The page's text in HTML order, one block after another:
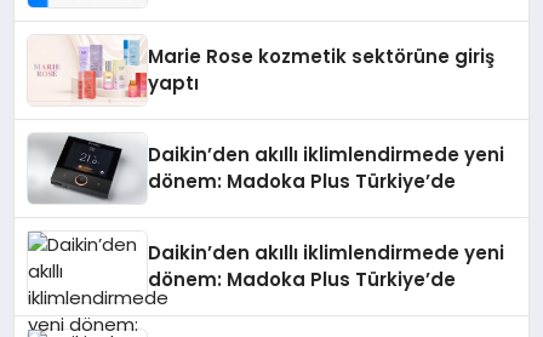
Marie Rose kozmetik sektörüne giriş
yaptı
Daikin’den akıllı iklimlendirmede yeni
dönem: Madoka Plus Türkiye’de
Daikin’den akıllı iklimlendirmede yeni
dönem: Madoka Plus Türkiye’de